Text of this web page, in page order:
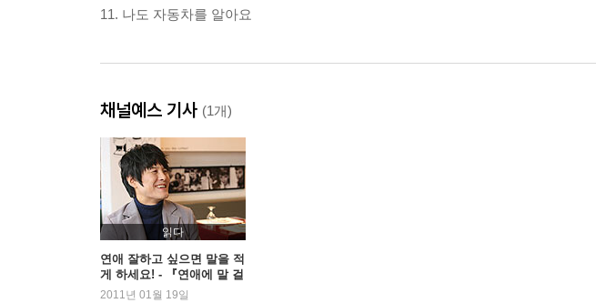
11. 나도 자동차를 알아요
채널예스 기사 (1개)
읽다
연애 잘하고 싶으면 말을 적
게 하세요! - 『연애에 말 걸
기』 명로진
2011년 01월 19일